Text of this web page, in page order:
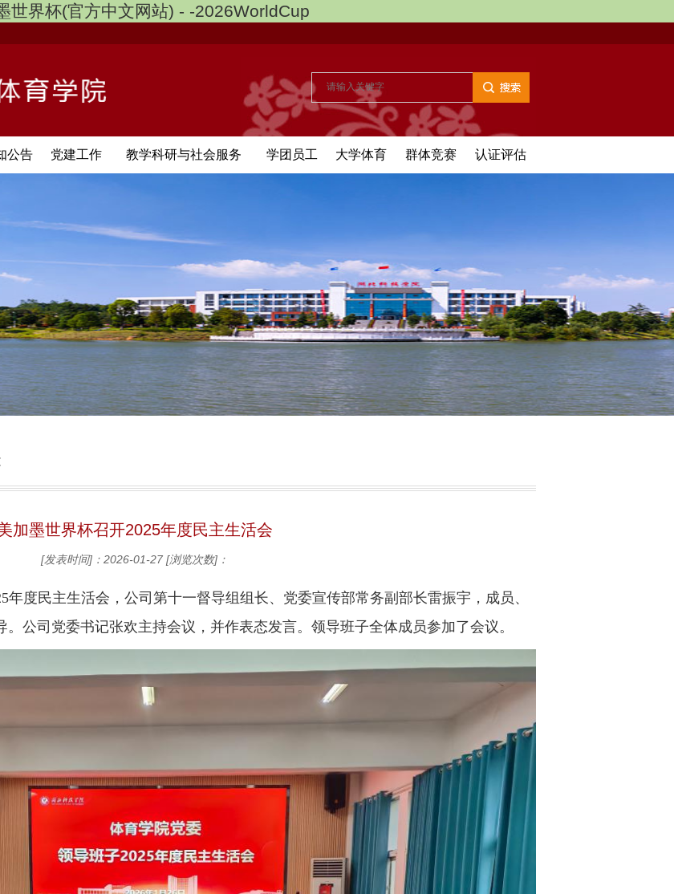
世界杯(官方中文网站) - -2026WorldCup
公告 党建工作 教学科研与社会服务 学团员工 大学体育 群体竞赛 认证评估
加墨世界杯召开2025年度民主生活会
[发表时间]：2026-01-27 [浏览次数]：
年度民主生活会，公司第十一督导组组长、党委宣传部常务副部长雷振宇，成员、
公司党委书记张欢主持会议，并作表态发言。领导班子全体成员参加了会议。